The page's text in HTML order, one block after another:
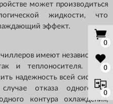
0
0
0
может производиться
жидкости, что
эффект.
имеют независимые
и теплоносителя. Такая
надежность всей системы
отказа одного из
контура охлаждения,